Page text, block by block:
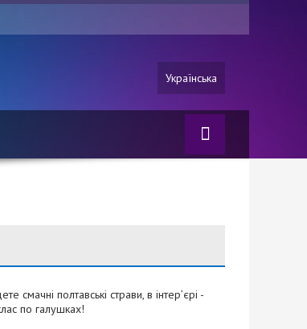
Українська
полтавські страви, в інтер’єрі -
по галушках!